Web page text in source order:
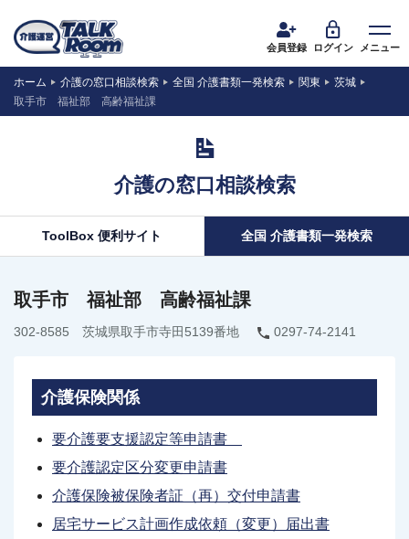
会員登録 ログイン メニュー
ホーム 介護の窓口相談検索 全国 介護書類一発検索 関東
茨城
取手市 福祉部 高齢福祉課
介護の窓口相談検索
ToolBox 便利サイト 全国 介護書類一発検索
取手市 福祉部 高齢福祉課
302-8585 茨城県取手市寺田5139番地 0297-74-2141
介護保険関係
要介護要支援認定等申請書
要介護認定区分変更申請書
介護保険被保険者証（再）交付申請書
居宅サービス計画作成依頼（変更）届出書